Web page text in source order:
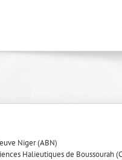
Niger (ABN)
Halieutiques de Boussourah